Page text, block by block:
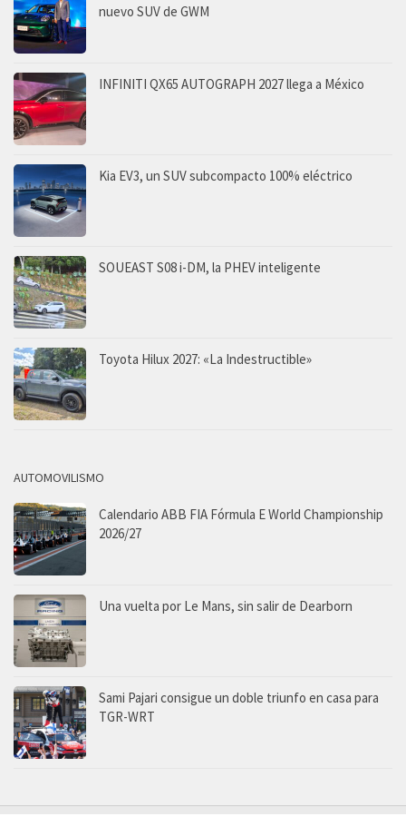
nuevo SUV de GWM
INFINITI QX65 AUTOGRAPH 2027 llega a México
Kia EV3, un SUV subcompacto 100% eléctrico
SOUEAST S08 i-DM, la PHEV inteligente
Toyota Hilux 2027: «La Indestructible»
AUTOMOVILISMO
Calendario ABB FIA Fórmula E World Championship
2026/27
Una vuelta por Le Mans, sin salir de Dearborn
Sami Pajari consigue un doble triunfo en casa para
TGR-WRT